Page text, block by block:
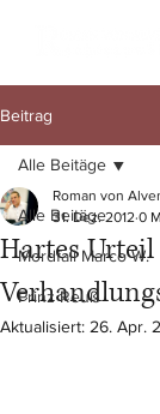
Beitrag
Alle Beitäge
Mordfall Marco W.
Prinz Reuß
Alle Beitäge
Hartes
Roman von
31. Dez. 2012 0
Aktualisiert: 26. Apr.